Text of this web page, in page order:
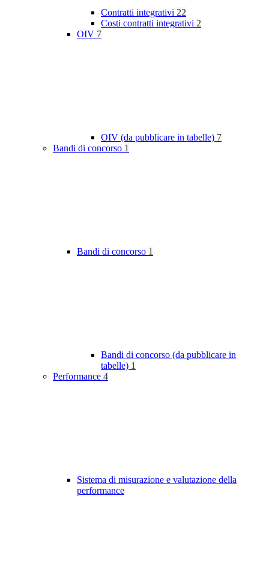
Contratti integrativi 22
Costi contratti integrativi 2
OIV 7
OIV (da pubblicare in tabelle) 7
Bandi di concorso 1
Bandi di concorso 1
Bandi di concorso (da pubblicare in
tabelle) 1
Performance 4
Sistema di misurazione e valutazione della
performance